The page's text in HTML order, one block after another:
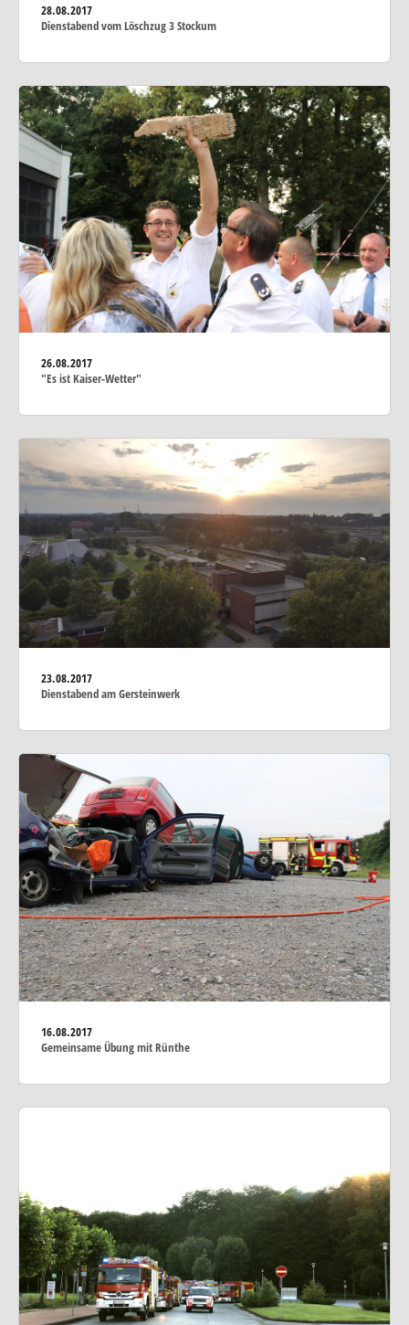
28.08.2017
Dienstabend vom Löschzug 3 Stockum
26.08.2017
"Es ist Kaiser-Wetter"
23.08.2017
Dienstabend am Gersteinwerk
16.08.2017
Gemeinsame Übung mit Rünthe